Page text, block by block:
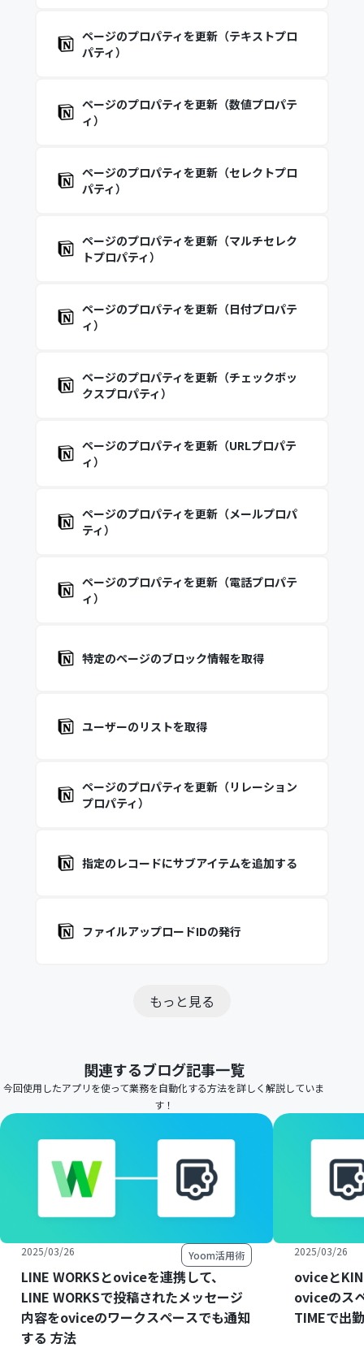
ページのプロパティを更新（テキストプロ
パティ）
ページのプロパティを更新（数値プロパテ
ィ）
ページのプロパティを更新（セレクトプロ
パティ）
ページのプロパティを更新（マルチセレク
トプロパティ）
ページのプロパティを更新（日付プロパテ
ィ）
ページのプロパティを更新（チェックボッ
クスプロパティ）
ページのプロパティを更新（URLプロパテ
ィ）
ページのプロパティを更新（メールプロパ
ティ）
ページのプロパティを更新（電話プロパテ
ィ）
特定のページのブロック情報を取得
ユーザーのリストを取得
ページのプロパティを更新（リレーション
プロパティ）
指定のレコードにサブアイテムを追加する
ファイルアップロードIDの発行
もっと見る
関連するブログ記事一覧
今回使用したアプリを使って業務を自動化する方法を詳しく解説していま
す！
2025/03/26 Yoom活用術
LINE WORKSとoviceを連携して、
LINE WORKSで投稿されたメッセージ
内容をoviceのワークスペースでも通知
する 方法
2025/03/26
oviceと
oviceのス
TIMEで出